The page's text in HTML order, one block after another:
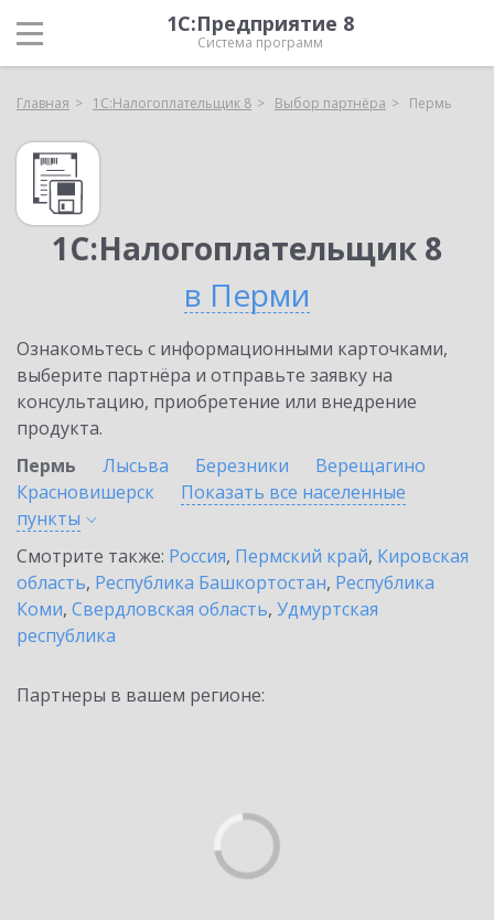
1С:Предприятие 8
Система программ
Главная 1С:Налогоплательщик 8 Выбор партнёра Пермь
1С:Налогоплательщик 8
в Перми
Ознакомьтесь с информационными карточками,
выберите партнёра и отправьте заявку на
консультацию, приобретение или внедрение
продукта.
Пермь
Лысьва Березники
Верещагино
Красновишерск
Показать все населенные
пункты
Смотрите также: Россия, Пермский край, Кировская
область, Республика Башкортостан, Республика
Коми, Свердловская область, Удмуртская
республика
Партнеры в вашем регионе: